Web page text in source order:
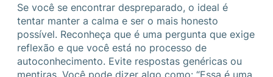
Se você se encontrar despreparado, o ideal é
tentar manter a calma e ser o mais honesto
possível. Reconheça que é uma pergunta que exige
reflexão e que você está no processo de
autoconhecimento. Evite respostas genéricas ou
mentiras. Você pode dizer algo como: “Essa é uma